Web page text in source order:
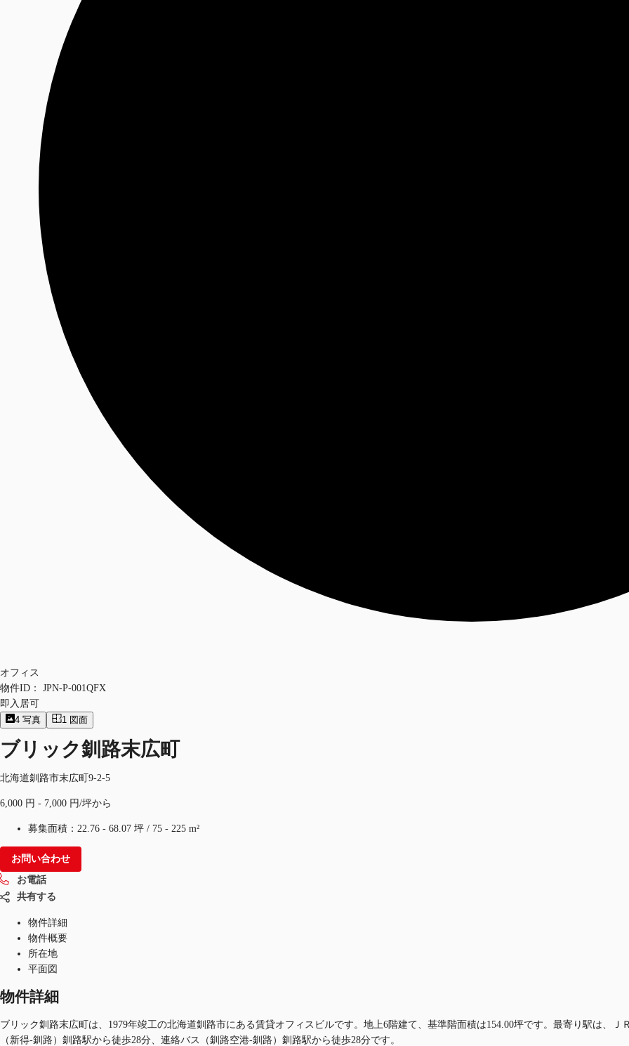
オフィス
物件ID：
JPN-P-001QFX
即入居可
4 写真 1 図面
ブリック釧路末広町
北海道釧路市末広町9-2-5
6,000 円 - 7,000 円/坪から
募集面積： 22.76 - 68.07 坪 / 75 - 225 m²
お問い合わせ
お電話
共有する
物件詳細
物件概要
所在地
平面図
物件詳細
ブリック釧路末広町は、1979年竣工の北海道釧路市にある賃貸オフィスビルです。地上6階建て、基準階面積は154.00坪です。最寄り駅は、
（新得-釧路）釧路駅から徒歩28分、連絡バス（釧路空港-釧路）釧路駅から徒歩28分です。